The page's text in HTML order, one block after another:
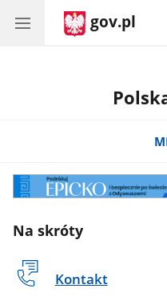
gov.pl
Odyseusz
Na skróty
Kontakt